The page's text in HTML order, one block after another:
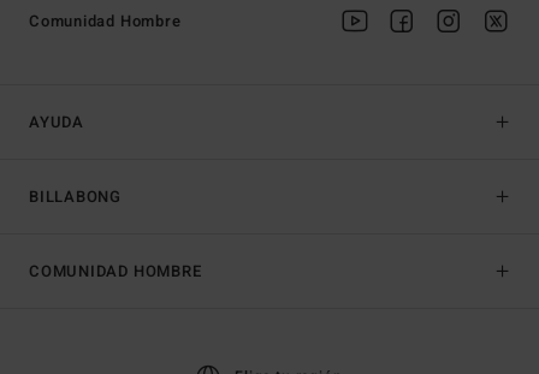
AYUDA
BILLABONG
Comunidad Hombre
COMUNIDAD HOMBRE